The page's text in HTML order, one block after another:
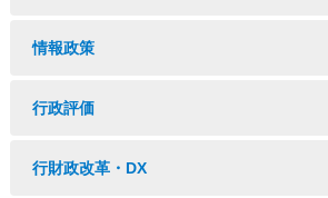
情報政策
行政評価
行財政改革・DX